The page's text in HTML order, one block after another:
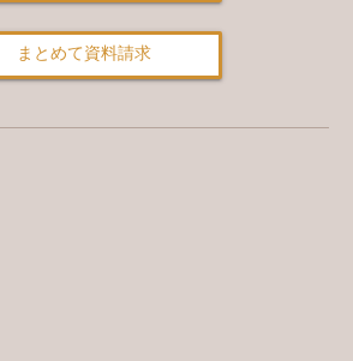
まとめて資料請求